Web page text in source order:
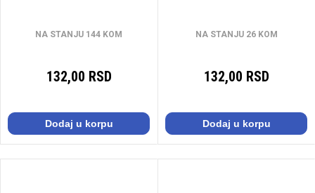
NA STANJU 144 KOM
132,00 RSD
Dodaj u korpu
NA STANJU 26 KOM
132,00 RSD
Dodaj u korpu